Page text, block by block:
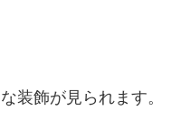
装飾が見られます。